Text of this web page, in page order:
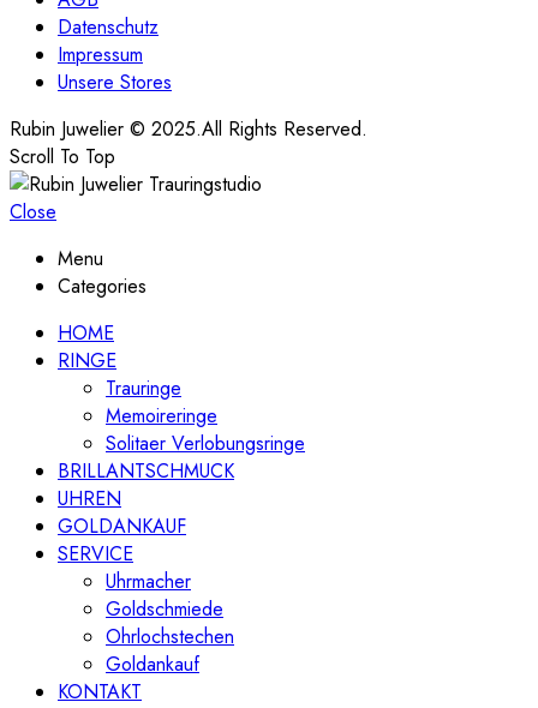
Datenschutz
Impressum
Unsere Stores
Rubin Juwelier © 2025.All Rights Reserved.
Scroll To Top
Close
Menu
Categories
HOME
RINGE
Trauringe
Memoireringe
Solitaer Verlobungsringe
BRILLANTSCHMUCK
UHREN
GOLDANKAUF
SERVICE
Uhrmacher
Goldschmiede
Ohrlochstechen
Goldankauf
KONTAKT